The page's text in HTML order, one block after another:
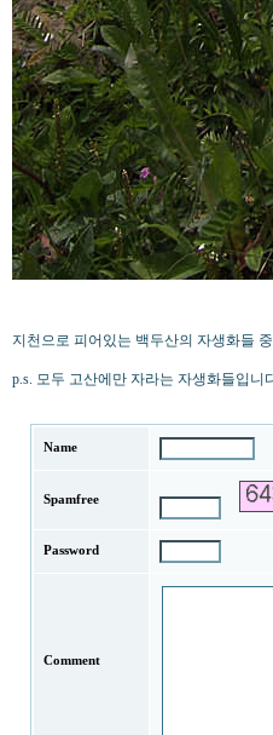
지천으로 피어있는 백두산의 자생화들
p.s. 모두 고산에만 자라는 자생화들입니
Name
Spamfree
Password
Comment